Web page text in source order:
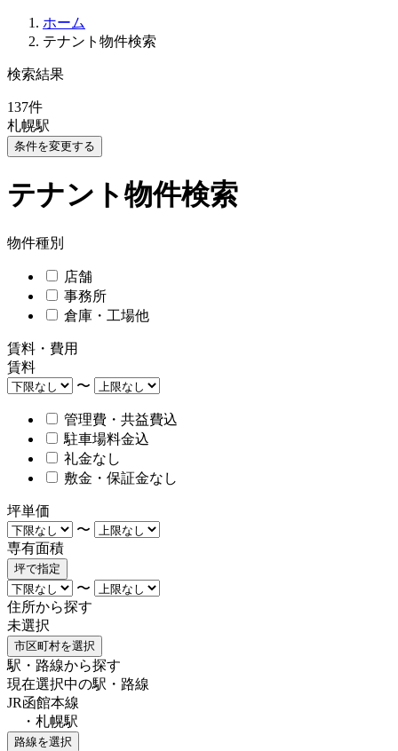
ホーム
テナント物件検索
検索結果
137件
札幌駅
条件を変更する
テナント物件検索
物件種別
店舗
事務所
倉庫・工場他
賃料・費用
賃料
〜
管理費・共益費込
駐車場料金込
礼金なし
敷金・保証金なし
坪単価
〜
専有面積
坪で指定
〜
住所から探す
未選択
市区町村を選択
駅・路線から探す
現在選択中の駅・路線
JR函館本線
・札幌駅
路線を選択